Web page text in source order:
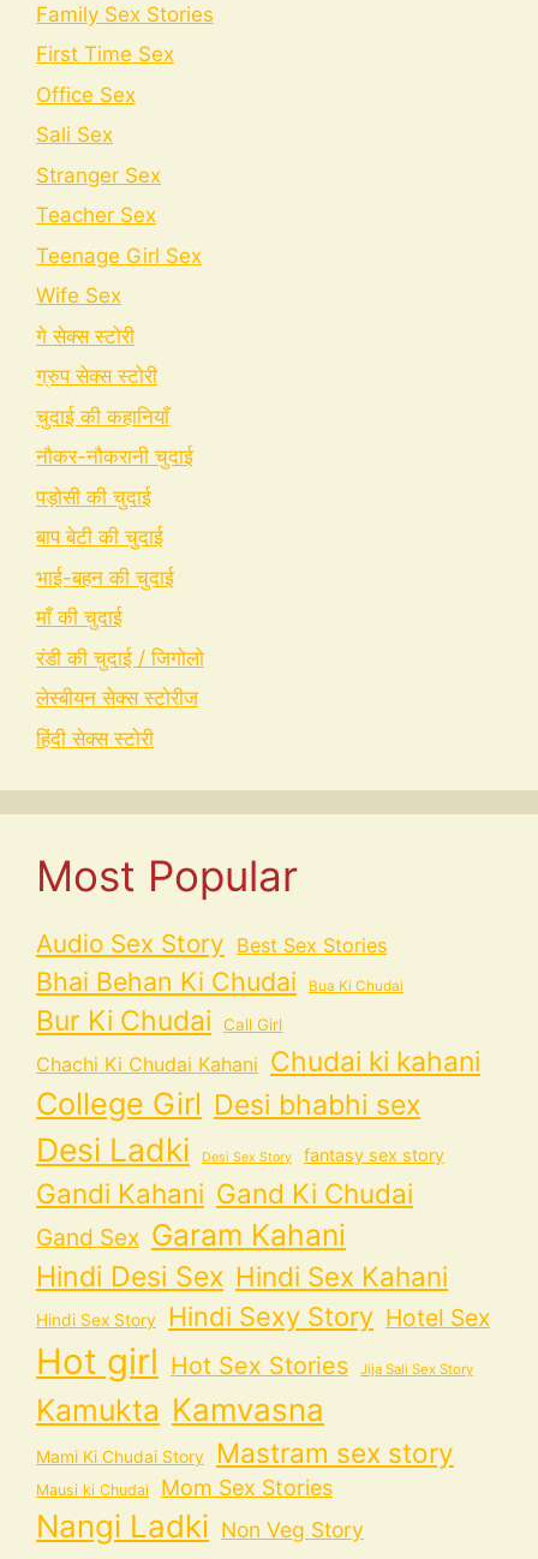
Family Sex Stories
First Time Sex
Office Sex
Sali Sex
Stranger Sex
Teacher Sex
Teenage Girl Sex
Wife Sex
गे सेक्स स्टोरी
ग्रुप सेक्स स्टोरी
चुदाई की कहानियाँ
नौकर-नौकरानी चुदाई
पड़ोसी की चुदाई
बाप बेटी की चुदाई
भाई-बहन की चुदाई
माँ की चुदाई
रंडी की चुदाई / जिगोलो
लेस्बीयन सेक्स स्टोरीज
हिंदी सेक्स स्टोरी
Most Popular
Audio Sex Story Best Sex Stories
Bhai Behan Ki Chudai Bua Ki Chudai
Bur Ki Chudai Call Girl
Chachi Ki Chudai Kahani Chudai ki kahani
College Girl Desi bhabhi sex
Desi Ladki Desi Sex Story fantasy sex story
Gandi Kahani Gand Ki Chudai
Gand Sex Garam Kahani
Hindi Desi Sex Hindi Sex Kahani
Hindi Sex Story Hindi Sexy Story Hotel Sex
Hot girl Hot Sex Stories Jija Sali Sex Story
Kamukta Kamvasna
Mami Ki Chudai Story Mastram sex story
Mausi ki Chudai Mom Sex Stories
Nangi Ladki Non Veg Story